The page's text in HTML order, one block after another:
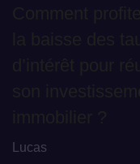
Lucas